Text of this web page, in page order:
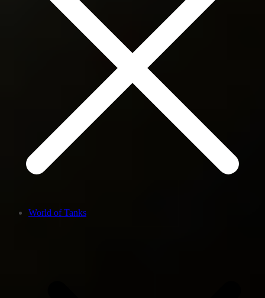
World of Tanks